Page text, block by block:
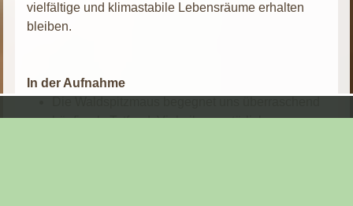
vielfältige und klimastabile Lebensräume erhalten
bleiben.
In der Aufnahme
häufig als Totfund. Viele ihrer natürlichen